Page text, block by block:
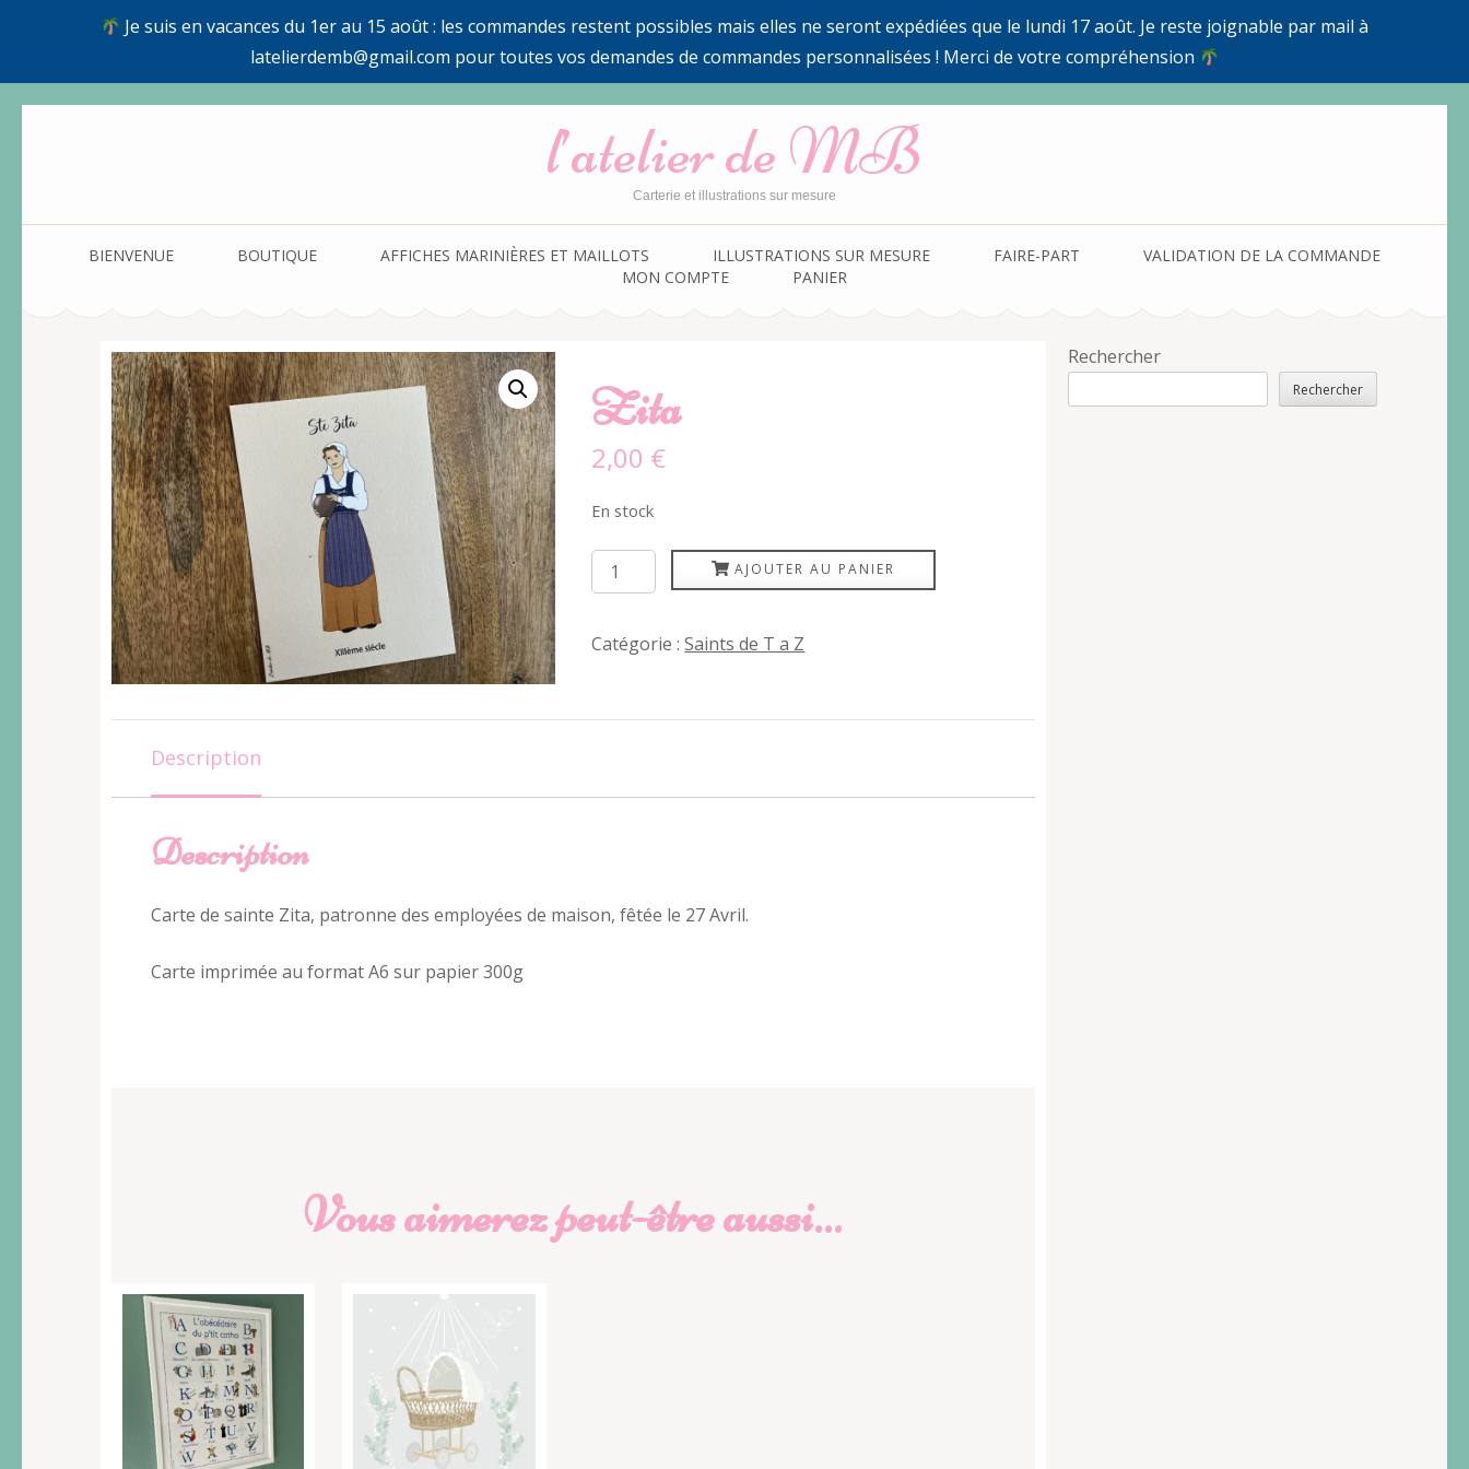
Je suis en vacances du 1er au 15 août : les commandes restent possibles mais elles ne seront expédiées que le lundi 17 août. Je reste joignable par mail à
latelierdemb@gmail.com pour toutes vos demandes de commandes personnalisées ! Merci de votre compréhension
l’atelier de MB
Carterie et illustrations sur mesure
BIENVENUE BOUTIQUE AFFICHES MARINIÈRES ET MAILLOTS ILLUSTRATIONS SUR MESURE FAIRE-PART
VALIDATION DE LA COMMANDE
MON COMPTE
PANIER
Zita
2,00 €
En stock
quantité
de
AJOUTER AU PANIER
Catégorie :Saints de T a Z
Description
Description
Carte de sainte Zita, patronne des employées de maison, fêtée le 27 Avril.
Carte imprimée au format A6 sur papier 300g
Vous aimerez peut-être aussi…
Rechercher
Rechercher